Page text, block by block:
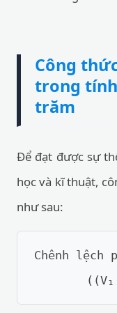
Công
trong
trăm
Để đạt được sự
học và kĩ thuật,
như sau:
Chênh lệch